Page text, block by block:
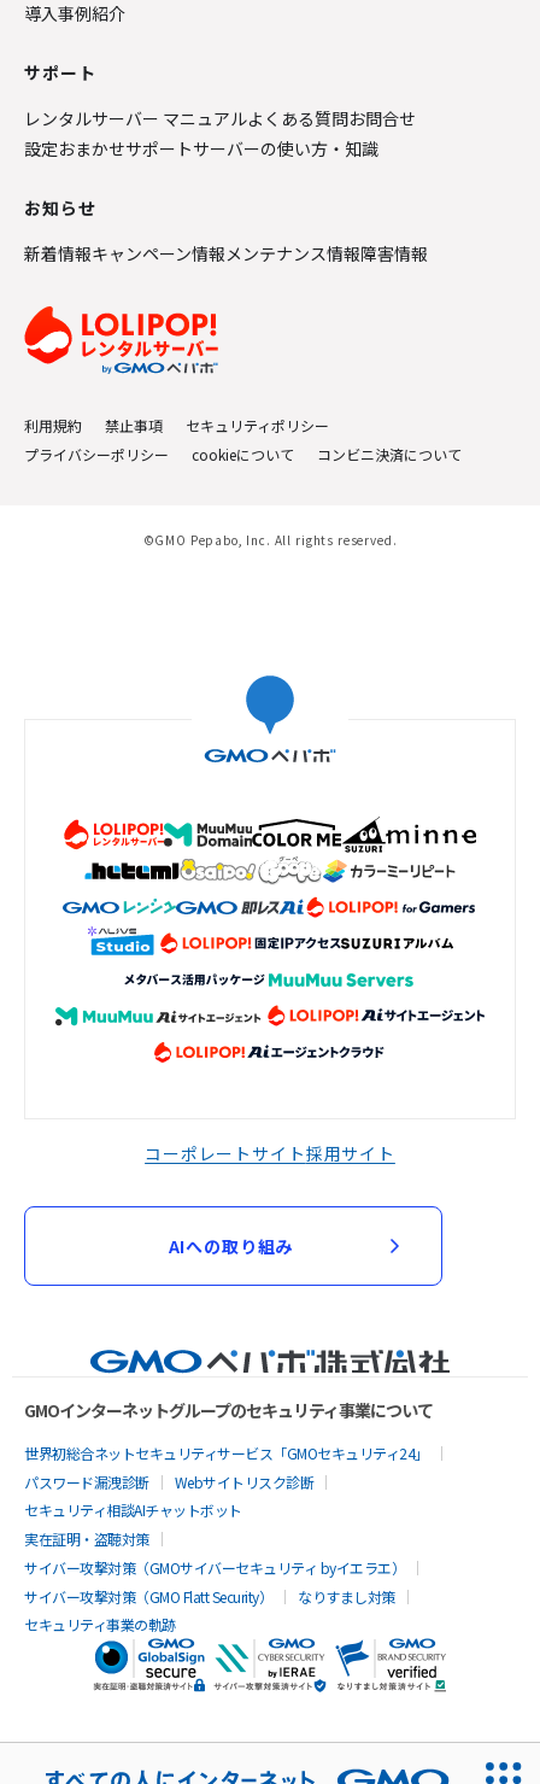
導入事例紹介
サポート
レンタルサーバー マニュアルよくある質問お問合せ
設定おまかせサポートサーバーの使い方・知識
お知らせ
新着情報キャンペーン情報メンテナンス情報障害情報
利用規約 禁止事項
セキュリティポリシー
プライバシーポリシー
cookieについて コンビニ決済について
©GMO Pepabo, Inc. All rights reserved.
コーポレートサイト採用サイト
AIへの取り組み
GMOインターネットグループのセキュリティ事業について
世界初総合ネットセキュリティサービス「GMOセキュリティ24」
パスワード漏洩診断
Webサイトリスク診断
セキュリティ相談AIチャットボット
実在証明・盗聴対策
サイバー攻撃対策（GMOサイバーセキュリティ byイエラエ）
サイバー攻撃対策（GMO Flatt Security）
なりすまし対策
セキュリティ事業の軌跡